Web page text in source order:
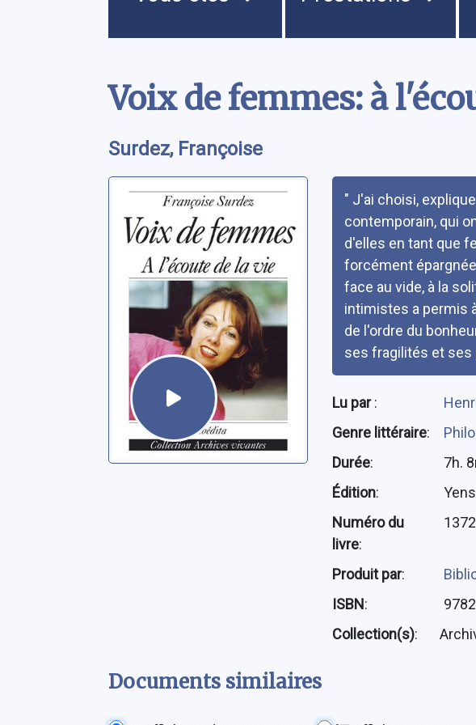
Voix de femmes: à
Surdez, Françoise
" J'ai choisi,
contemporain, qui
d'elles en tant que
forcément
face au vide, à la
intimistes a permis
de l'ordre du
ses fragilités et
Lu par:
Genre littéraire:
Durée:
7h.
Édition:
Numéro du
livre:
Produit par:
ISBN:
Collection(s):
Documents similaires